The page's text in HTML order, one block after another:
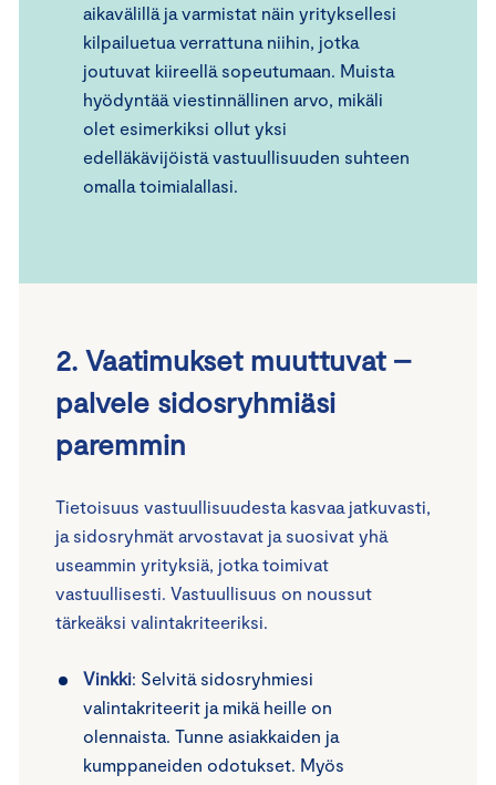
aikavälillä ja varmistat näin yrityksellesi
kilpailuetua verrattuna niihin, jotka
joutuvat kiireellä sopeutumaan. Muista
hyödyntää viestinnällinen arvo, mikäli
olet esimerkiksi ollut yksi
edelläkävijöistä vastuullisuuden suhteen
omalla toimialallasi.
2. Vaatimukset muuttuvat –
palvele sidosryhmiäsi
paremmin
Tietoisuus vastuullisuudesta kasvaa jatkuvasti,
ja sidosryhmät arvostavat ja suosivat yhä
useammin yrityksiä, jotka toimivat
vastuullisesti. Vastuullisuus on noussut
tärkeäksi valintakriteeriksi.
Vinkki: Selvitä sidosryhmiesi
valintakriteerit ja mikä heille on
olennaista. Tunne asiakkaiden ja
kumppaneiden odotukset. Myös